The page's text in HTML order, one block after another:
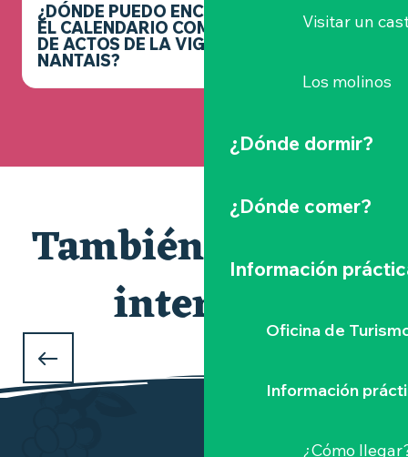
Visitar un
Los molinos
¿Dónde dormir?
¿Dónde comer?
Información
Oficina de
Información
¿Cómo
¿DÓNDE PUEDO ENCONTRAR
EL CALENDARIO COMPLETO
DE ACTOS DE LA VIGNOBLE
NANTAIS?
También le puede
interesar
de la Vignoble Nantais